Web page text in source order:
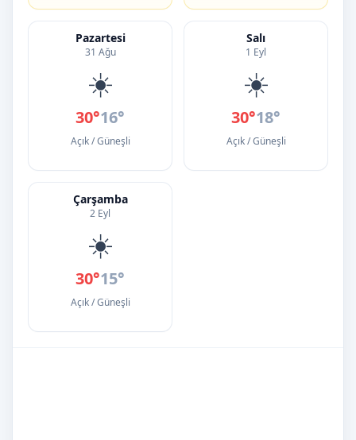
Pazartesi
31 Ağu
☀️
30°16°
Açık / Güneşli
Salı
1 Eyl
☀️
30°18°
Açık / Güneşli
Çarşamba
2 Eyl
☀️
30°15°
Açık / Güneşli